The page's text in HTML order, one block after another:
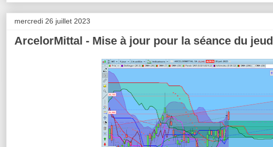
mercredi 26 juillet 2023
ArcelorMittal - Mise à jour pour la séance du